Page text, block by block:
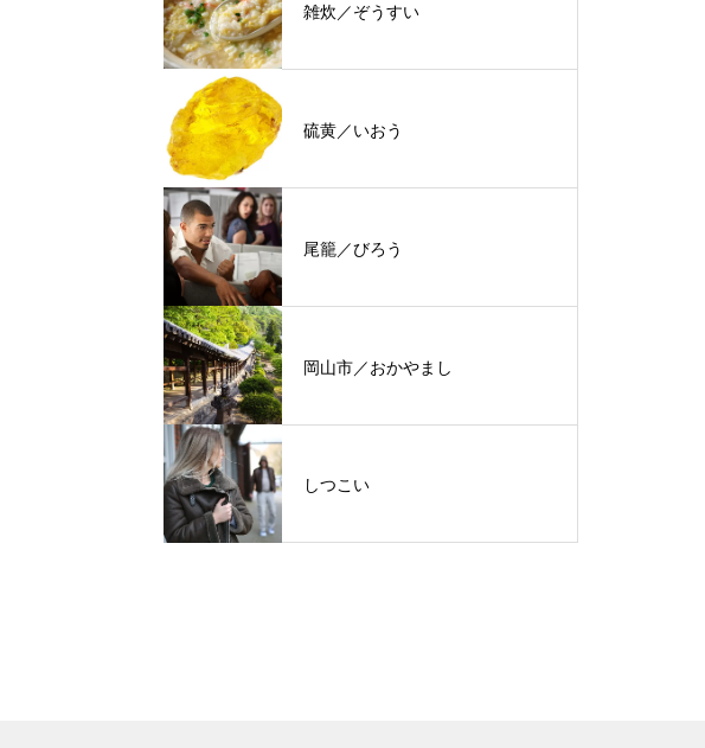
雑炊／ぞうすい
硫黄／いおう
尾籠／びろう
岡山市／おかやまし
しつこい